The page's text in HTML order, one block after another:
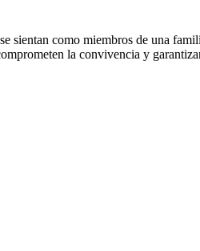
sientan como miembros de una
la convivencia y